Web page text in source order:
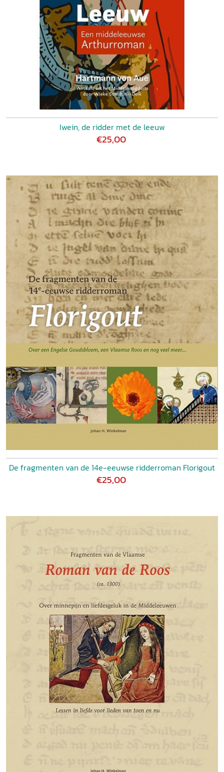
Iwein, de ridder met de leeuw
€25,00
De fragmenten van de 14e-eeuwse ridderroman Florigout
€25,00